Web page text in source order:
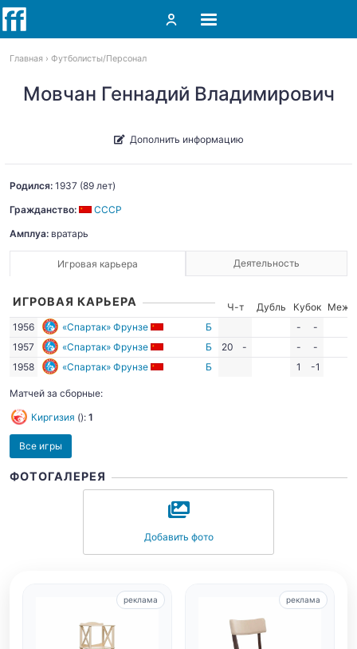
Главная Футболисты Персонал
Мовчан Геннадий Владимирович
Дополнить информацию
Родился: 1937 (89 лет)
Гражданство:
СССР
Амплуа: вратарь
Игровая карьера Деятельность
ИГРОВАЯ КАРЬЕРА Ч-т Дубль Кубок
Межд.
1956
«Спартак» Фрунзе Б -
-
1957
«Спартак» Фрунзе Б 20 - -
-
1958
«Спартак» Фрунзе Б 1 -1
Матчей за сборные:
Киргизия (): 1
Все игры
ФОТОГАЛЕРЕЯ
Добавить фото
реклама реклама